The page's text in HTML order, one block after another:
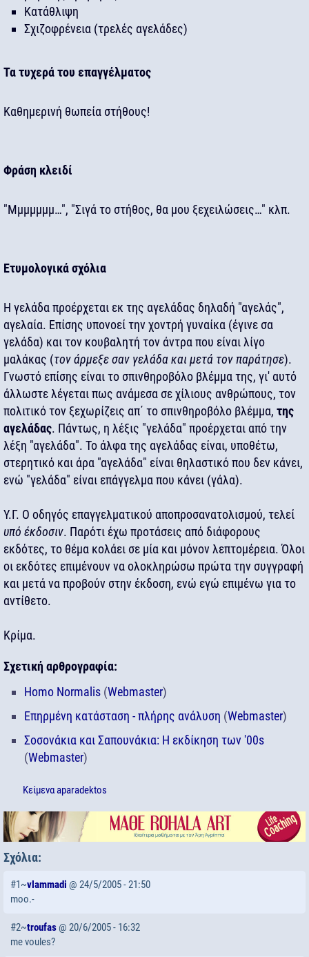
Κατάθλιψη
Σχιζοφρένεια (τρελές αγελάδες)
Τα τυχερά του επαγγέλματος
Καθημερινή θωπεία στήθους!
Φράση κλειδί
"Μμμμμμμ…", "Σιγά το στήθος, θα μου ξεχειλώσεις…" κλπ.
Ετυμολογικά σχόλια
Η γελάδα προέρχεται εκ της αγελάδας δηλαδή "αγελάς",
αγελαία. Επίσης υπονοεί την χοντρή γυναίκα (έγινε σα
γελάδα) και τον κουβαλητή τον άντρα που είναι λίγο
μαλάκας (τον άρμεξε σαν γελάδα και μετά τον παράτησε).
Γνωστό επίσης είναι το σπινθηροβόλο βλέμμα της, γι' αυτό
άλλωστε λέγεται πως ανάμεσα σε χίλιους ανθρώπους, τον
πολιτικό τον ξεχωρίζεις απ΄ το σπινθηροβόλο βλέμμα, της
αγελάδας. Πάντως, η λέξις "γελάδα" προέρχεται από την
λέξη "αγελάδα". Το άλφα της αγελάδας είναι, υποθέτω,
στερητικό και άρα "αγελάδα" είναι θηλαστικό που δεν κάνει,
ενώ "γελάδα" είναι επάγγελμα που κάνει (γάλα).
Υ.Γ. Ο οδηγός επαγγελματικού αποπροσανατολισμού, τελεί
υπό έκδοσιν. Παρότι έχω προτάσεις από διάφορους
εκδότες, το θέμα κολάει σε μία και μόνον λεπτομέρεια. Όλοι
οι εκδότες επιμένουν να ολοκληρώσω πρώτα την συγγραφή
και μετά να προβούν στην έκδοση, ενώ εγώ επιμένω για το
αντίθετο.
Κρίμα.
Σχετική αρθρογραφία:
Homo Normalis (Webmaster)
Επηρμένη κατάσταση - πλήρης ανάλυση (Webmaster)
Σοσονάκια και Σαπουνάκια: Η εκδίκηση των '00s
(Webmaster)
Κείμεναaparadektos
Σχόλια:
#1~vlammadi @ 24/5/2005 - 21:50
moo.-
#2~troufas @ 20/6/2005 - 16:32
me voules?